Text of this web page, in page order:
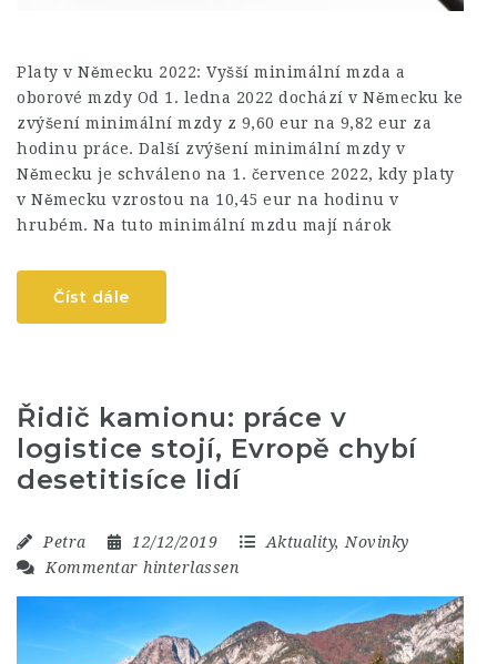
Platy v Německu 2022: Vyšší minimální mzda a
oborové mzdy Od 1. ledna 2022 dochází v Německu ke
zvýšení minimální mzdy z 9,60 eur na 9,82 eur za
hodinu práce. Další zvýšení minimální mzdy v
Německu je schváleno na 1. července 2022, kdy platy
v Německu vzrostou na 10,45 eur na hodinu v
hrubém. Na tuto minimální mzdu mají nárok
Číst dále
Řidič kamionu: práce v
logistice stojí, Evropě chybí
desetitisíce lidí
Petra 12/12/2019 Aktuality, Novinky
Kommentar hinterlassen